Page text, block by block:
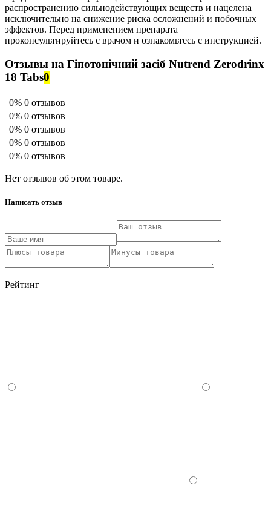
распространению сильнодействующих веществ и нацелена
исключительно на снижение риска осложнений и побочных
эффектов. Перед применением препарата
проконсультируйтесь с врачом и ознакомьтесь с инструкцией.
Отзывы на Гіпотонічний засіб Nutrend Zerodrinx
18 Tabs0
0% 0 отзывов
0% 0 отзывов
0% 0 отзывов
0% 0 отзывов
0% 0 отзывов
Нет отзывов об этом товаре.
Написать отзыв
Рейтинг